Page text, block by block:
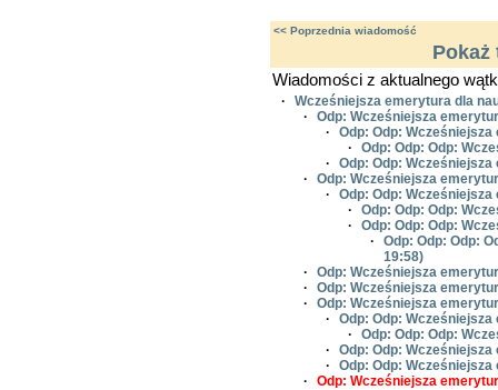
<< Poprzednia wiadomość
Wiadomości z aktualnego
·
Wcześniejsza emerytura dla
·
Odp: Wcześniejsza
·
Odp: Odp:
·
Odp: Odp: Odp:
·
Odp: Odp:
·
Odp: Wcześniejsza
·
Odp: Odp:
·
Odp: Odp: Odp:
·
Odp: Odp: Odp:
·
Odp: Odp: Odp:
19:58)
·
Odp: Wcześniejsza
·
Odp: Wcześniejsza
·
Odp: Wcześniejsza
·
Odp: Odp:
·
Odp: Odp: Odp:
·
Odp: Odp:
·
Odp: Odp:
·
Odp: Wcześniejsza